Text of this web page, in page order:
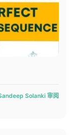
Solanki 审阅